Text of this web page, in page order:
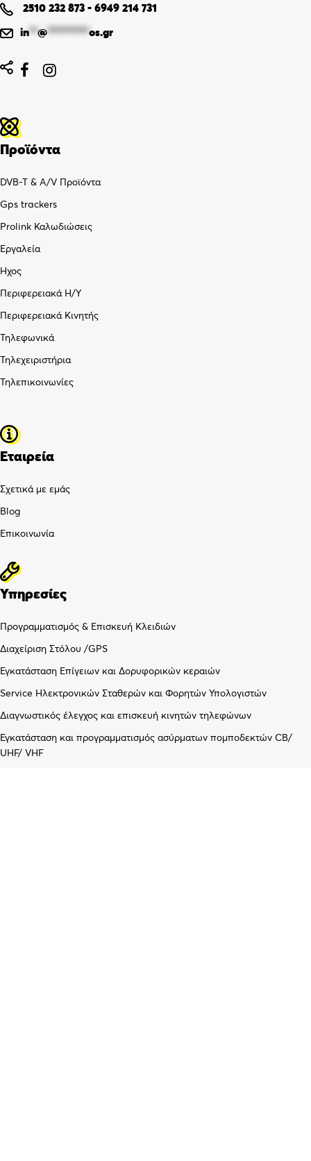
2510 232 873 - 6949 214 731
in**@**********os.gr
 
Προϊόντα
DVB-T & A/V Προϊόντα
Gps trackers
Prolink Καλωδιώσεις
Εργαλεία
Ήχος
Περιφερειακά Η/Υ
Περιφερειακά Κινητής
Τηλεφωνικά
Τηλεχειριστήρια
Τηλεπικοινωνίες
Εταιρεία
Σχετικά με εμάς
Blog
Επικοινωνία
Υπηρεσίες
Προγραμματισμός & Επισκευή Κλειδιών
Διαχείριση Στόλου /GPS
Εγκατάσταση Επίγειων και Δορυφορικών κεραιών
Service Ηλεκτρονικών Σταθερών και Φορητών Υπολογιστών
Διαγνωστικός έλεγχος και επισκευή κινητών τηλεφώνων
Εγκατάσταση και προγραμματισμός ασύρματων πομποδεκτών CB/
UHF/ VHF